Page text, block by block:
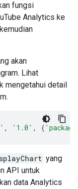
fungsi
Analytics ke
akan
Lihat
mengetahui detail
, '1.0' , {
yang
API untuk
data Analytics